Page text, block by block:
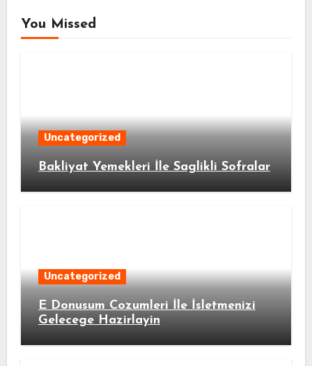
You Missed
Uncategorized
Bakliyat Yemekleri İle Saglikli Sofralar
Uncategorized
E Donusum Cozumleri İle İsletmenizi
Gelecege Hazirlayin